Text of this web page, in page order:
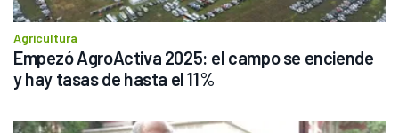
Agricultura
Empezó AgroActiva 2025: el campo se enciende
y hay tasas de hasta el 11%